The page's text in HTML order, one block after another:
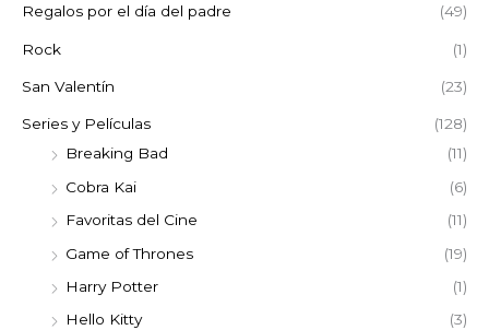
Regalos por el día del padre (49)
Rock (1)
San Valentín (23)
Series y Películas
(128)
Breaking Bad
(11)
Cobra Kai
(6)
Favoritas del Cine
(11)
Game of Thrones
(19)
Harry Potter
(1)
Hello Kitty
(3)